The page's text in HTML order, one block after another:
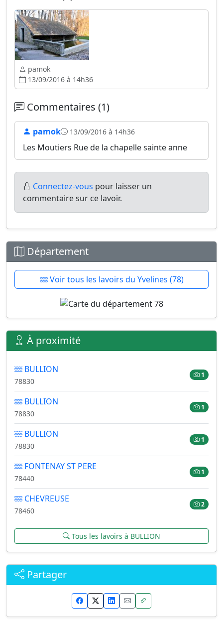
pamok
13/09/2016 à 14h36
Commentaires (1)
pamok 13/09/2016 à 14h36
Les Moutiers Rue de la chapelle sainte anne
Connectez-vous pour laisser un
commentaire sur ce lavoir.
Département
Voir tous les lavoirs du Yvelines (78)
À proximité
BULLION
78830
1
BULLION
78830
1
BULLION
78830
1
FONTENAY ST PERE
78440
1
CHEVREUSE
78460
2
Tous les lavoirs à BULLION
Partager